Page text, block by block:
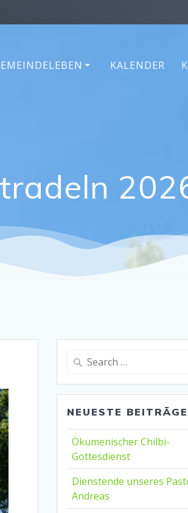
KALENDER
Search
NEUESTE BEITRÄGE
Ökumenischer Chilbi-
Gottesdienst
Dienstende unseres
Andreas